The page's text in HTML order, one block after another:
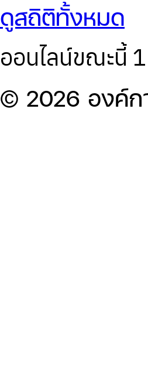
ดูสถิติทั้งหมด
ออนไลน์ขณะนี้
© 2026 องค์ก